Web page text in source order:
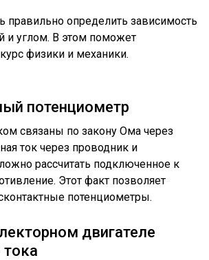
правильно определить зависимость
и углом. В этом поможет
физики и механики.
потенциометр
связаны по закону Ома через
ток через проводник и
рассчитать подключенное к
Этот факт позволяет
потенциометры.
двигателе
тока